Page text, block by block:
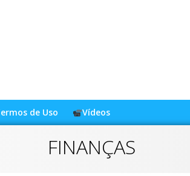
de Uso Vídeos
FINANÇAS